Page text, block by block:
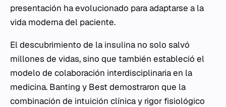
presentación ha evolucionado para adaptarse a la
vida moderna del paciente.
El descubrimiento de la insulina no solo salvó
millones de vidas, sino que también estableció el
modelo de colaboración interdisciplinaria en la
medicina. Banting y Best demostraron que la
combinación de intuición clínica y rigor fisiológico